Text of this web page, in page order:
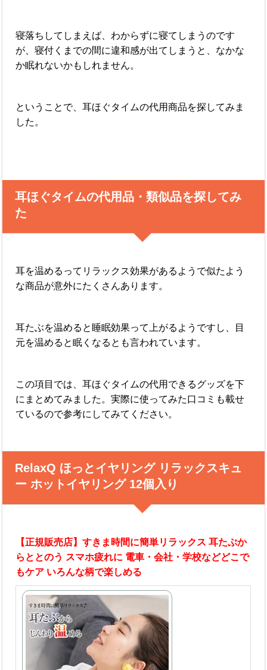
寝落ちしてしまえば、わからずに寝てしまうのです
が、寝付くまでの間に違和感が出てしまうと、なかな
か眠れないかもしれません。
ということで、耳ほぐタイムの代用商品を探してみま
した。
耳ほぐタイムの代用品・類似品を探してみ
た
耳を温めるってリラックス効果があるようで似たよう
な商品が意外にたくさんあります。
耳たぶを温めると睡眠効果って上がるようですし、目
元を温めると眠くなるとも言われています。
この項目では、耳ほぐタイムの代用できるグッズを下
にまとめてみました。実際に使ってみた口コミも載せ
ているので参考にしてみてください。
RelaxQ ほっとイヤリング リラックスキュ
ー ホットイヤリング 12個入り
【正規販売店】すきま時間に簡単リラックス 耳たぶか
らととのう スマホ疲れに 電車・会社・学校などどこで
もケア いろんな柄で楽しめる